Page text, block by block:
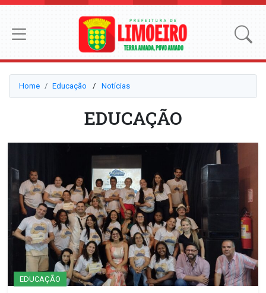
Home Educação ⠀/⠀ Notícias
EDUCAÇÃO
EDUCAÇÃO